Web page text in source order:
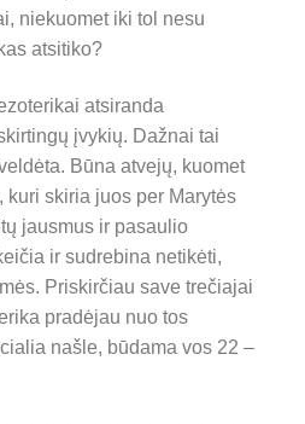
niekuomet iki tol nesu
atsitiko?
atsiranda
įvykių. Dažnai tai
Būna atvejų, kuomet
kuri skiria juos per Marytės
jausmus ir pasaulio
ir sudrebina netikėti,
Priskirčiau save trečiajai
pradėjau nuo tos
našle, būdama vos 22 –